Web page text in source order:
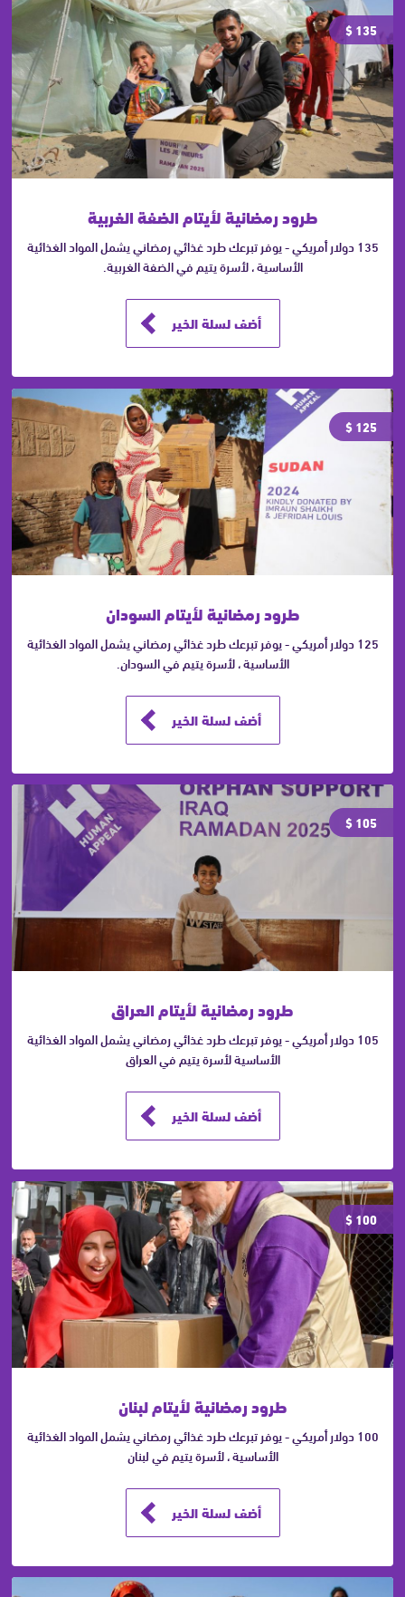
135 $
طرود رمضانية لأيتام الضفة الغربية
135 دولار أمريكي - يوفر تبرعك طرد غذائي رمضاني يشمل المواد الغذائية
الأساسية ، لأسرة يتيم في الضفة الغربية.
أضف لسلة الخير
125 $
طرود رمضانية لأيتام السودان
125 دولار أمريكي - يوفر تبرعك طرد غذائي رمضاني يشمل المواد الغذائية
الأساسية ، لأسرة يتيم في السودان.
أضف لسلة الخير
105 $
طرود رمضانية لأيتام العراق
105 دولار أمريكي - يوفر تبرعك طرد غذائي رمضاني يشمل المواد الغذائية
الأساسية لأسرة يتيم في العراق
أضف لسلة الخير
100 $
طرود رمضانية لأيتام لبنان
100 دولار أمريكي - يوفر تبرعك طرد غذائي رمضاني يشمل المواد الغذائية
الأساسية ، لأسرة يتيم في لبنان
أضف لسلة الخير